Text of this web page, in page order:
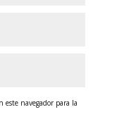
este navegador para la